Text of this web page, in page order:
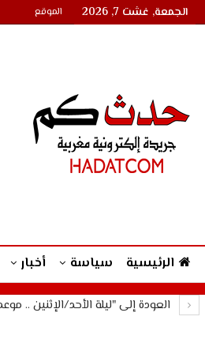
الجمعة, غشت 7, 2026 الموقع
الرئيسية سياسة أخبار
العودة إلى "ليلة الأحد/الإثنين .. موعد